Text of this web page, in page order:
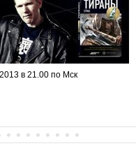
в 21.00 по Мск